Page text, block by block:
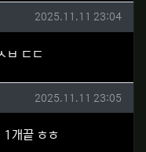
작성일
2025.11.11 23:04
ㅂ ㄷㄷ
작성일
2025.11.11 23:05
1개끝 ㅎㅎ